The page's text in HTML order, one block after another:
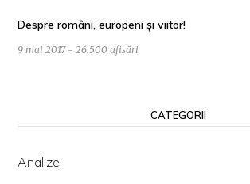
Despre români, europeni și viitor!
9 mai 2017 - 26.500 afișări
CATEGORII
Analize